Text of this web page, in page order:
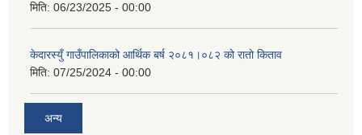
मिति: 06/23/2025 - 00:00
केदारस्युँ गाउँपालिकाको आर्थिक बर्ष २०८१।०८२ को रातो किताव
मिति: 07/25/2024 - 00:00
अन्य